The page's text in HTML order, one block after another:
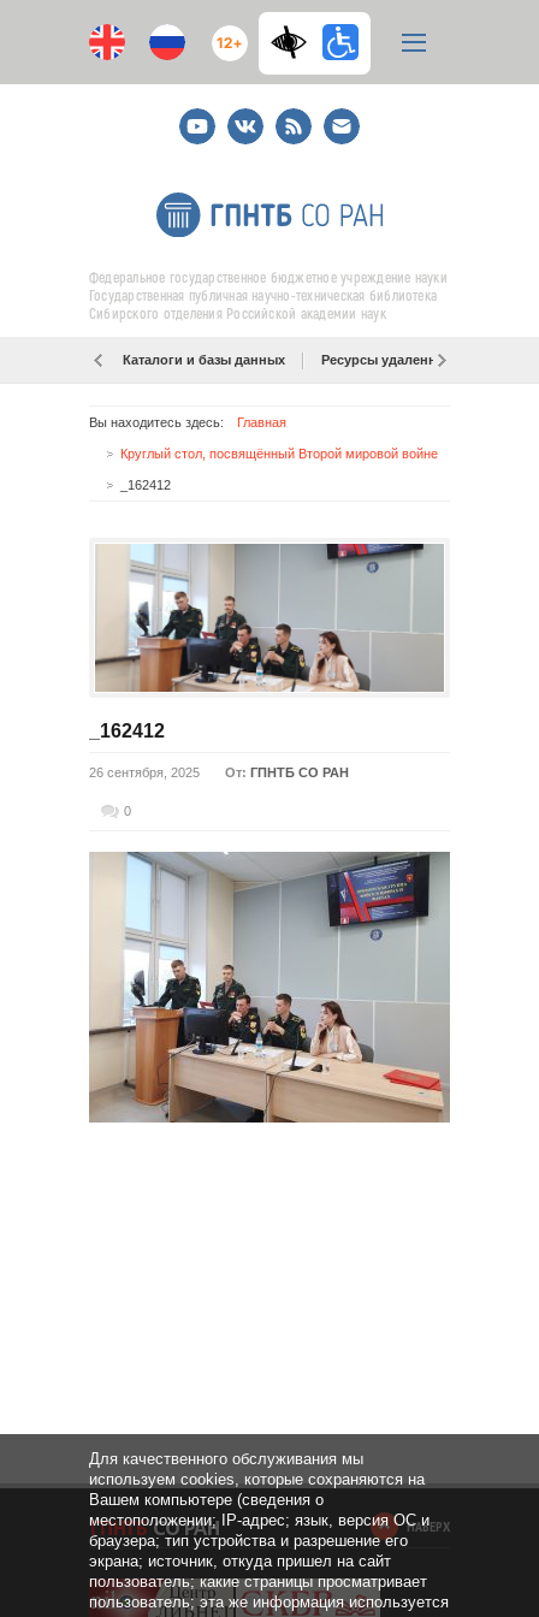
12+
YoutubeВКонтакте
RSS
E-
mail
подписка
Федеральное государственное бюджетное учреждение науки
Государственная публичная научно-техническая библиотека
Сибирского отделения Российской академии наук
Каталоги и базы данных Ресурсы удаленного доступа
Вы находитесь здесь: Главная
Круглый стол, посвящённый Второй мировой войне
_162412
_162412
26 сентября, 2025 От: ГПНТБ СО РАН
0
НАВЕРХ
Для качественного обслуживания мы
используем cookies, которые сохраняются на
Вашем компьютере (сведения о
местоположении; IP-адрес; язык, версия ОС и
браузера; тип устройства и разрешение его
экрана; источник, откуда пришел на сайт
пользователь; какие страницы просматривает
пользователь; эта же информация используется